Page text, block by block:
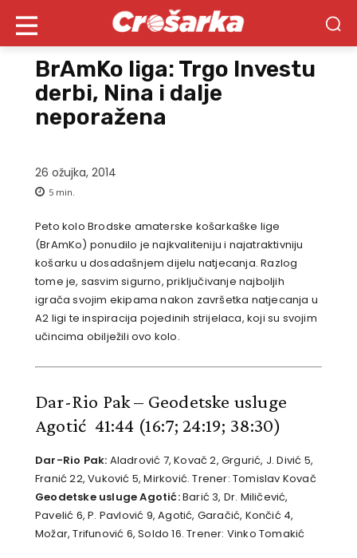
BrAmKo liga: Trgo Investu
derbi, Nina i dalje
neporažena
26 ožujka, 2014
5 min.
Peto kolo Brodske amaterske košarkaške lige
(BrAmKo) ponudilo je najkvaliteniju i najatraktivniju
košarku u dosadašnjem dijelu natjecanja. Razlog
tome je, sasvim sigurno, priključivanje najboljih
igrača svojim ekipama nakon završetka natjecanja u
A2 ligi te inspiracija pojedinih strijelaca, koji su svojim
učincima obilježili ovo kolo.
Dar-Rio Pak – Geodetske usluge
Agotić 41:44 (16:7; 24:19; 38:30)
Dar-Rio Pak: Aladrović 7, Kovač 2, Grgurić, J. Divić 5,
Franić 22, Vuković 5, Mirković. Trener: Tomislav Kovač
Geodetske usluge Agotić:Barić 3, Dr. Miličević,
Pavelić 6, P. Pavlović 9, Agotić, Garačić, Končić 4,
Možar, Trifunović 6, Soldo 16. Trener: Vinko Tomakić